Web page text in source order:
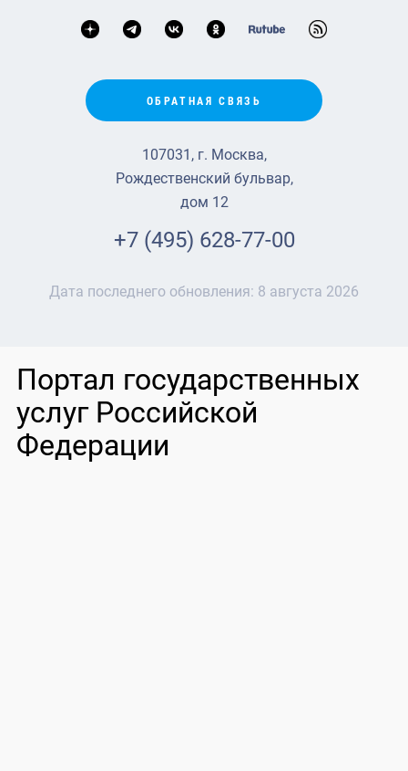
ОБРАТНАЯ СВЯЗЬ
107031, г. Москва,
Рождественский бульвар,
дом 12
+7 (495) 628-77-00
Дата последнего обновления: 8 августа 2026
Портал государственных
услуг Российской
Федерации